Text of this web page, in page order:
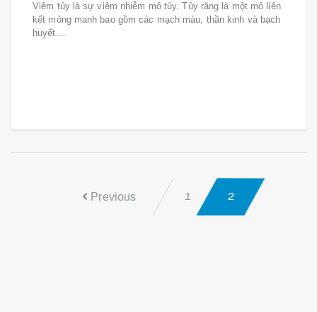
Viêm tủy là sự viêm nhiễm mô tủy. Tủy răng là một mô liên
kết mỏng manh bao gồm các mạch máu, thần kinh và bạch
huyết....
Previous 1 2